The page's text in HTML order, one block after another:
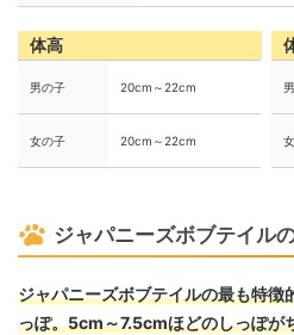
体高
男の子 20cm～22cm
女の子 20cm～22cm
ジャパニーズボブテイル
ジャパニーズボブテイルの最も特徴
っぽ。5cm～7.5cmほどのしっぽが